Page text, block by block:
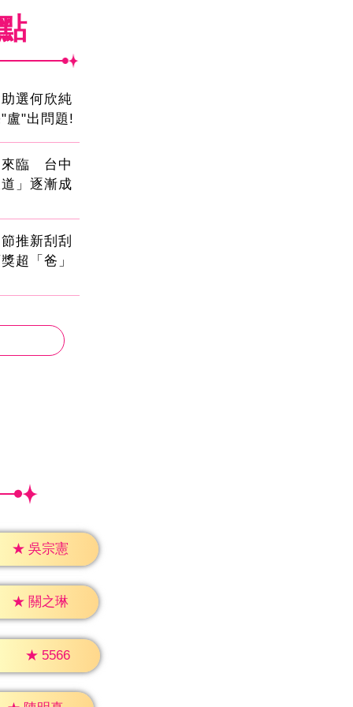
選何欣純
盧"出問題!
來臨 台中
」逐漸成
推新刮刮
超「爸」
★ 吳宗憲
★ 關之琳
★ 5566